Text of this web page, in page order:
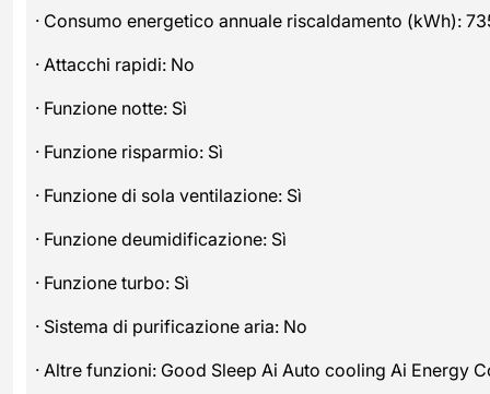
· Consumo energetico annuale riscaldamento (kWh):
· Attacchi rapidi: No
· Funzione notte: Sì
· Funzione risparmio: Sì
· Funzione di sola ventilazione: Sì
· Funzione deumidificazione: Sì
· Funzione turbo: Sì
· Sistema di purificazione aria: No
· Altre funzioni: Good Sleep Ai Auto cooling Ai Energy